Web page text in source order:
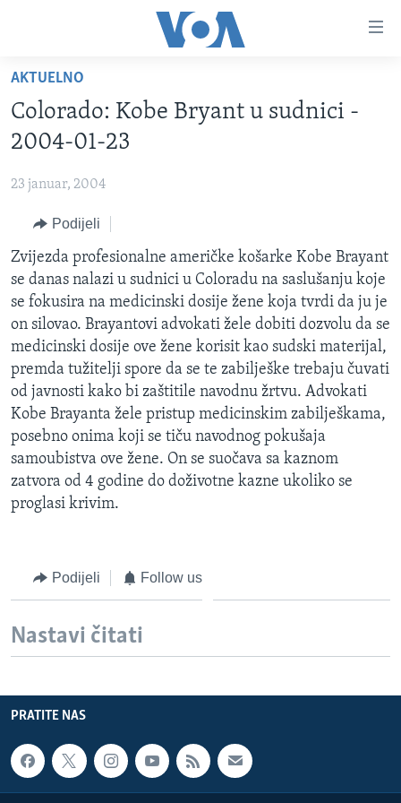
glavni
sadržaj
Pređi
na
glavnu
navigaciju
pretragu
TV PROGRAM
VIJESTI
SJEDINJENE AMERIČKE DRŽAVE
BOSNA I HERCEGOVINA
NAUKA I TEHNOLOGIJA
SPECIJALNI PROJEKTI
KORUPCIJA
SLOBODA MEDIJA
ŽENSKA STRANA
IZBJEGLIČKA STRANA
MAGAZIN
O GLASU AMERIKE
Learning English
Jezici
AKTUELNO
Colorado: Kobe Bryant u sudnici -
2004-01-23
23 januar, 2004
Podijeli
Zvijezda profesionalne američke košarke Kobe Brayant
se danas nalazi u sudnici u Coloradu na saslušanju koje
se fokusira na medicinski dosije žene koja tvrdi da ju je
on silovao. Brayantovi advokati žele dobiti dozvolu da se
medicinski dosije ove žene korisit kao sudski materijal,
premda tužitelji spore da se te zabilješke trebaju čuvati
od javnosti kako bi zaštitile navodnu žrtvu. Advokati
Kobe Brayanta žele pristup medicinskim zabilješkama,
posebno onima koji se tiču navodnog pokušaja
samoubistva ove žene. On se suočava sa kaznom
zatvora od 4 godine do doživotne kazne ukoliko se
proglasi krivim.
Podijeli Follow us
Nastavi čitati
PRATITE NAS